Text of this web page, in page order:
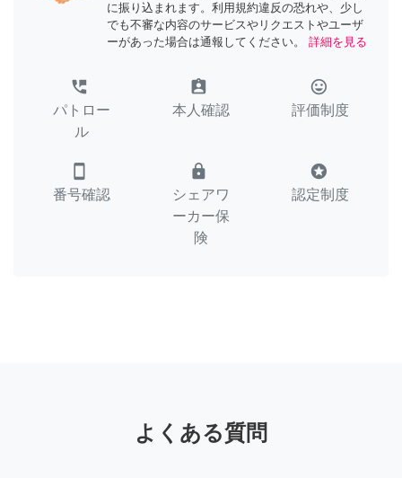
に振り込まれます。利用規約違反の恐れや、少し
でも不審な内容のサービスやリクエストやユーザ
ーがあった場合は通報してください。
詳細を見る
perm_phone_msg
パトロー
ル
assignment_ind
本人確認
tag_faces
評価制度
smartphone
番号確認
lock
シェアワ
ーカー保
険
stars
認定制度
よくある質問